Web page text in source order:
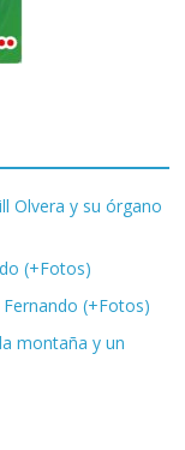
Olvera y su órgano
(+Fotos)
(+Fotos)
montaña y un